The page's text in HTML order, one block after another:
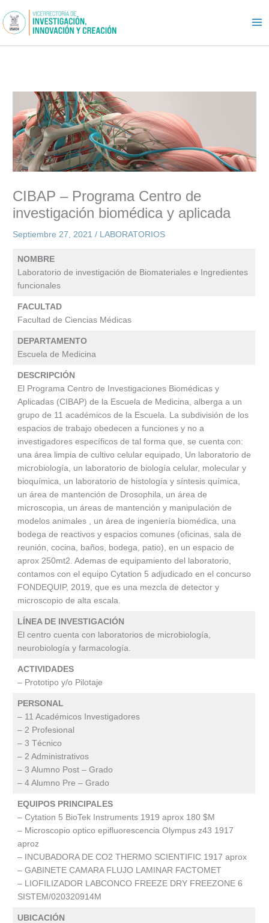
al
contenido
CIBAP – Programa Centro de
investigación biomédica y aplicada
Septiembre 27, 2021/ LABORATORIOS
NOMBRE
Laboratorio de investigación de Biomateriales e Ingredientes
funcionales
FACULTAD
Facultad de Ciencias Médicas
DEPARTAMENTO
Escuela de Medicina
DESCRIPCIÓN
El Programa Centro de Investigaciones Biomédicas y
Aplicadas (CIBAP) de la Escuela de Medicina, alberga a un
grupo de 11 académicos de la Escuela. La subdivisión de los
espacios de trabajo obedecen a funciones y no a
investigadores específicos de tal forma que, se cuenta con:
una área limpia de cultivo celular equipado, Un laboratorio de
microbiología, un laboratorio de biología celular, molecular y
bioquímica, un laboratorio de histología y síntesis química,
un área de mantención de Drosophila, un área de
microscopia, un áreas de mantención y manipulación de
modelos animales , un área de ingeniería biomédica, una
bodega de reactivos y espacios comunes (oficinas, sala de
reunión, cocina, baños, bodega, patio), en un espacio de
aprox 250mt2. Ademas de equipamiento del laboratorio,
contamos con el equipo Cytation 5 adjudicado en el concurso
FONDEQUIP, 2019, que es una mezcla de detector y
microscopio de alta escala.
LÍNEA DE INVESTIGACIÓN
El centro cuenta con laboratorios de microbiología,
neurobiología y farmacología.
ACTIVIDADES
– Prototipo y/o Pilotaje
PERSONAL
– 11 Académicos Investigadores
– 2 Profesional
– 3 Técnico
– 2 Administrativos
– 3 Alumno Post – Grado
– 4 Alumno Pre – Grado
EQUIPOS PRINCIPALES
– Cytation 5 BioTek Instruments 1919 aprox 180 $M
– Microscopio optico epifluorescencia Olympus z43 1917
aproz
– INCUBADORA DE CO2 THERMO SCIENTIFIC 1917 aprox
– GABINETE CAMARA FLUJO LAMINAR FACTOMET
– LIOFILIZADOR LABCONCO FREEZE DRY FREEZONE 6
SISTEM/020320914M
UBICACIÓN